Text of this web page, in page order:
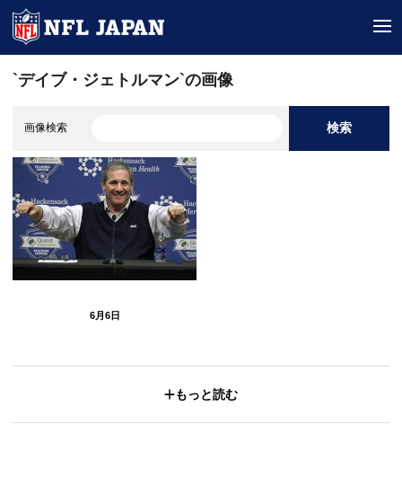
`デイブ・ジェトルマン`の画像
画像検索 検索
6月6日
もっと読む